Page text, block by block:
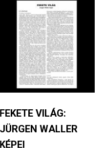
FEKETE VILÁG:
JÜRGEN WALLER
KÉPEI